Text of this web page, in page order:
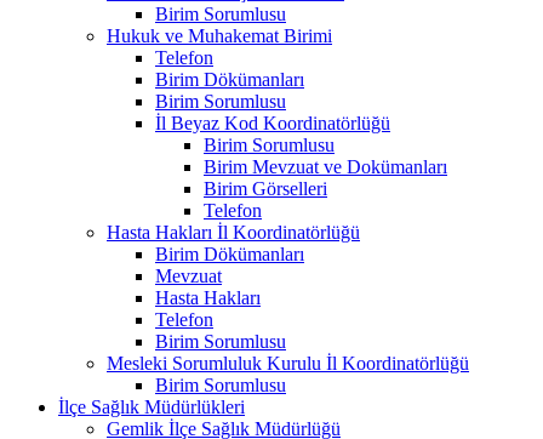
Birim Sorumlusu
Hukuk ve Muhakemat Birimi
Telefon
Birim Dökümanları
Birim Sorumlusu
İl Beyaz Kod Koordinatörlüğü
Birim Sorumlusu
Birim Mevzuat ve Dokümanları
Birim Görselleri
Telefon
Hasta Hakları İl Koordinatörlüğü
Birim Dökümanları
Mevzuat
Hasta Hakları
Telefon
Birim Sorumlusu
Mesleki Sorumluluk Kurulu İl Koordinatörlüğü
Birim Sorumlusu
İlçe Sağlık Müdürlükleri
Gemlik İlçe Sağlık Müdürlüğü